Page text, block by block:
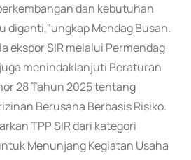
dan kebutuhan
diganti,"ungkap Mendag Busan.
ekspor SIR melalui Permendag
menindaklanjuti Peraturan
28 Tahun 2025 tentang
Berusaha Berbasis Risiko.
TPP SIR dari kategori
Menunjang Kegiatan Usaha